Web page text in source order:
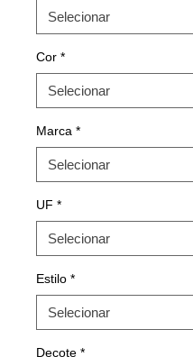
Cor *
Marca *
UF *
Estilo *
Decote *